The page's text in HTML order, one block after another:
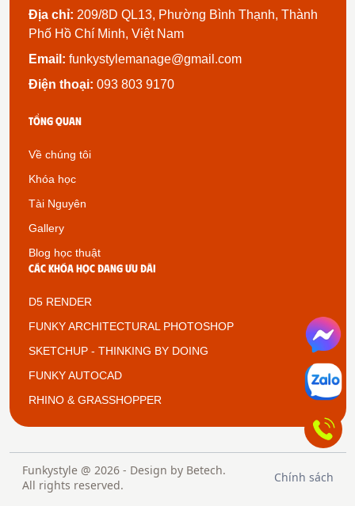
Địa chỉ: 209/8D QL13, Phường Bình Thạnh, Thành
Phố Hồ Chí Minh, Việt Nam
Email: funkystylemanage@gmail.com
Điện thoại: 093 803 9170
Tổng quan
Về chúng tôi
Khóa học
Tài Nguyên
Gallery
Blog học thuật
Các khóa học đang ưu đãi
D5 RENDER
FUNKY ARCHITECTURAL PHOTOSHOP
SKETCHUP - THINKING BY DOING
FUNKY AUTOCAD
RHINO & GRASSHOPPER
Funkystyle @ 2026 - Design by Betech.
All rights reserved.
Chính sách